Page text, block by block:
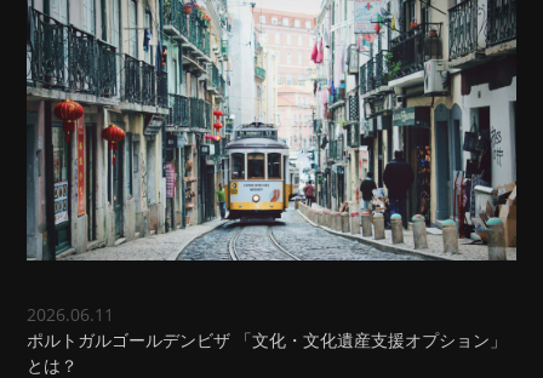
2026.06.11
ポルトガルゴールデンビザ 「文化・文化遺産支援オプション」
とは？